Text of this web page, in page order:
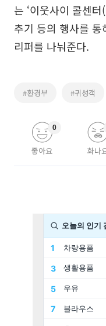
는 ‘이웃사이 콜센
추기 등의 행사를
리퍼를 나눠준다.
#환경부 #귀성객
좋아요
0
화나